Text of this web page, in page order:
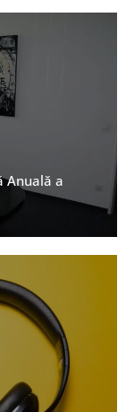
Anuală a